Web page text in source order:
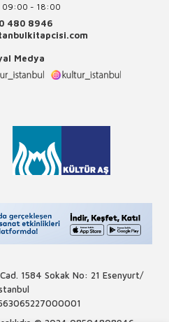
09:00 - 18:00
480 8946
Medya
1584 Sokak No: 21 Esenyurt/